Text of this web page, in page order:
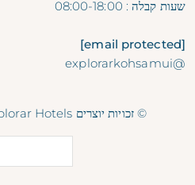
שעות קבלה: 08:00-18:00
[email protected]
@explorarkohsamui
© זכויות יוצרים Explorar Hotels. כל הזכויות שמורות.